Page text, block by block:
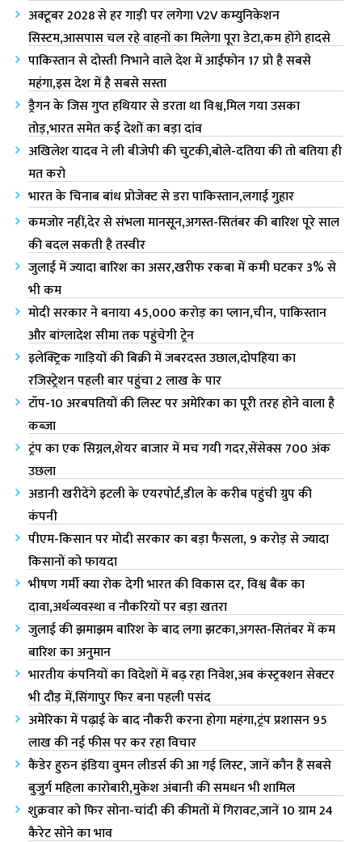
अक्टूबर 2028 से हर गाड़ी पर लगेगा V2V कम्युनिकेशन
सिस्टम,आसपास चल रहे वाहनों का मिलेगा पूरा डेटा,कम होंगे हादसे
पाकिस्तान से दोस्ती निभाने वाले देश में आईफोन 17 प्रो है सबसे
महंगा,इस देश में है सबसे सस्ता
ड्रैगन के जिस गुप्त हथियार से डरता था विश्व,मिल गया उसका
तोड़,भारत समेत कई देशों का बड़ा दांव
अखिलेश यादव ने ली बीजेपी की चुटकी,बोले-दतिया की तो बतिया ही
मत करो
भारत के चिनाब बांध प्रोजेक्ट से डरा पाकिस्तान,लगाई गुहार
कमजोर नहीं,देर से संभला मानसून,अगस्त-सितंबर की बारिश पूरे साल
की बदल सकती है तस्वीर
जुलाई में ज्यादा बारिश का असर,खरीफ रकबा में कमी घटकर 3% से
भी कम
मोदी सरकार ने बनाया 45,000 करोड़ का प्लान,चीन, पाकिस्तान
और बांग्लादेश सीमा तक पहुंचेगी ट्रेन
इलेक्ट्रिक गाड़ियों की बिक्री में जबरदस्त उछाल,दोपहिया का
रजिस्ट्रेशन पहली बार पहुंचा 2 लाख के पार
टॉप-10 अरबपतियों की लिस्ट पर अमेरिका‌ का पूरी तरह होने वाला है
कब्जा
ट्रंप का एक सिग्नल,शेयर बाजार में मच गयी गदर,सेंसेक्स 700 अंक
उछला
अडानी खरीदेंगे इटली के एयरपोर्ट,डील के करीब पहुंची ग्रुप की
कंपनी
पीएम-किसान पर मोदी सरकार का बड़ा फैसला, 9 करोड़ से ज्यादा
किसानों को फायदा
भीषण गर्मी क्या रोक देगी भारत की विकास दर, विश्व बैंक का
दावा,अर्थव्यवस्था व नौकरियों पर बड़ा खतरा
जुलाई की झमाझम बारिश के बाद लगा झटका,अगस्त-सितंबर में कम
बारिश का अनुमान
भारतीय कंपनियों का विदेशों में बढ़ रहा निवेश,अब कंस्ट्रक्शन सेक्टर
भी दौड़ में,सिंगापुर फिर बना पहली पसंद
अमेरिका में पढ़ाई के बाद नौकरी करना होगा महंगा,ट्रंप प्रशासन 95
लाख की नई फीस पर कर रहा विचार
कैंडेर हुरुन इंडिया वुमन लीडर्स की आ गई लिस्ट, जानें कौन हैं सबसे
बुजुर्ग महिला कारोबारी,मुकेश अंबानी की समधन भी शामिल
शुक्रवार को फिर सोना-चांदी की कीमतों में गिरावट,जानें 10 ग्राम 24
कैरेट सोने का भाव